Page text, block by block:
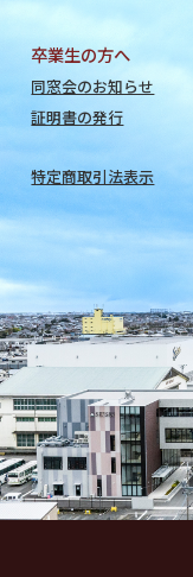
卒業生の方へ
同窓会のお知らせ
証明書の発行
特定商取引法表示